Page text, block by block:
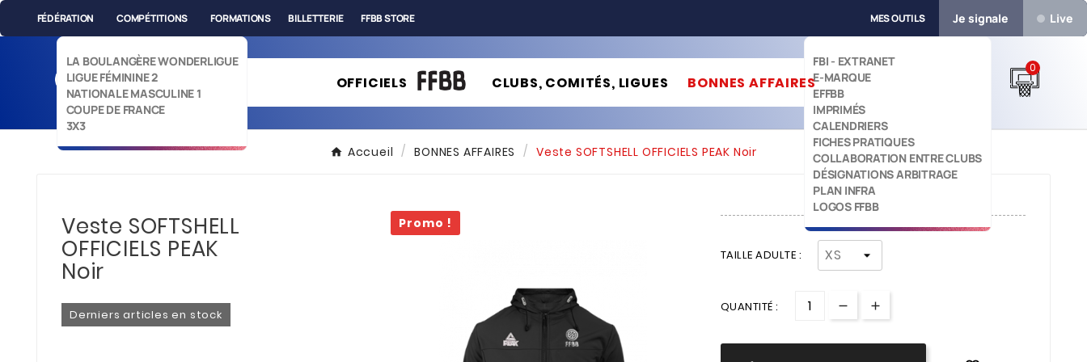
FÉDÉRATION COMPÉTITIONS
LA BOULANGÈRE WONDERLIGUE
LIGUE FÉMININE 2
NATIONALE MASCULINE 1
COUPE DE FRANCE
3X3
FORMATIONS BILLETTERIE FFBB STORE MES OUTILS
FBI - EXTRANET
E-MARQUE
EFFBB
IMPRIMÉS
CALENDRIERS
FICHES PRATIQUES
COLLABORATION ENTRE CLUBS
DÉSIGNATIONS ARBITRAGE
PLAN INFRA
LOGOS FFBB
Je signale Live
OFFICIELS CLUBS, COMITÉS, LIGUES BONNES AFFAIRES
0
Accueil BONNES AFFAIRES Veste SOFTSHELL OFFICIELS PEAK Noir
Veste SOFTSHELL
OFFICIELS PEAK
Noir
Derniers articles en stock
Promo !
TAILLE ADULTE :
QUANTITÉ :